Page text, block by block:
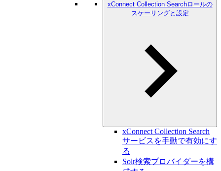
xConnect Collection Searchロールの
スケーリングと設定
xConnect Collection Search
サービスを手動で有効にす
る
Solr検索プロバイダーを構